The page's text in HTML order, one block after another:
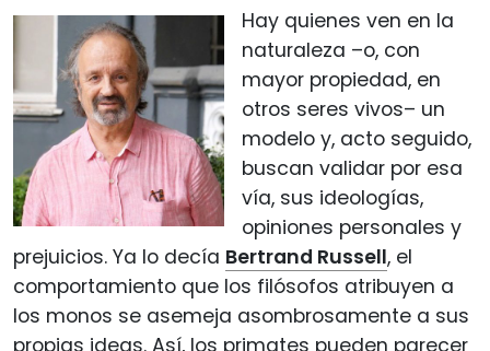
Hay quienes ven en la
naturaleza –o, con
mayor propiedad, en
otros seres vivos– un
modelo y, acto seguido,
buscan validar por esa
vía, sus ideologías,
opiniones personales y
prejuicios. Ya lo decía Bertrand Russell, el
comportamiento que los filósofos atribuyen a
los monos se asemeja asombrosamente a sus
propias ideas. Así, los primates pueden parecer